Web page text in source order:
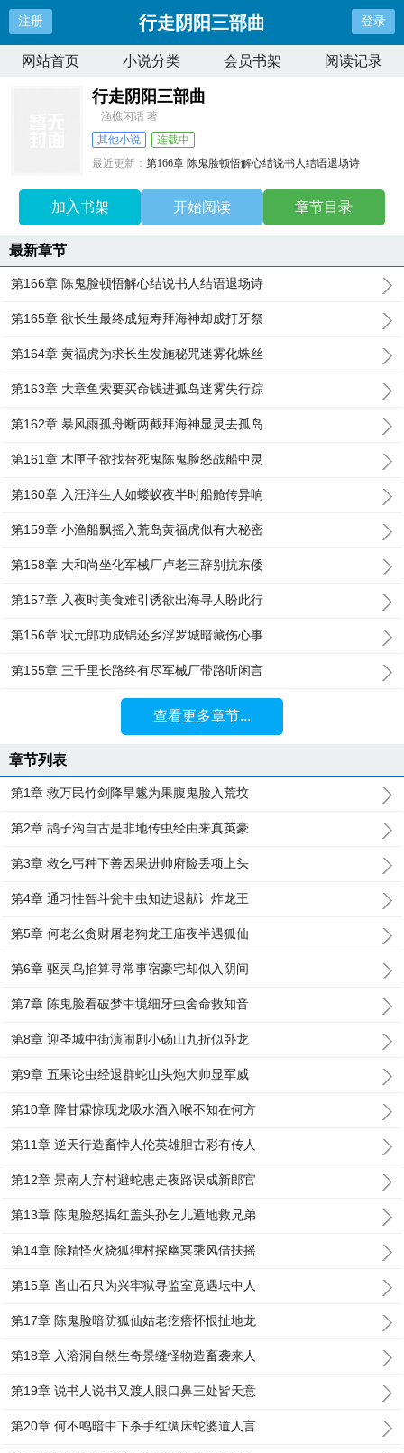
注册 行走阴阳三部曲 登录
网站首页 小说分类 会员书架 阅读记录
行走阴阳三部曲
渔樵闲话 著
其他小说
连载中
最近更新：第166章 陈鬼脸顿悟解心结说书人结语退场诗
加入书架 开始阅读 章节目录
最新章节
第166章 陈鬼脸顿悟解心结说书人结语退场诗
第165章 欲长生最终成短寿拜海神却成打牙祭
第164章 黄福虎为求长生发施秘咒迷雾化蛛丝
第163章 大章鱼索要买命钱进孤岛迷雾失行踪
第162章 暴风雨孤舟断两截拜海神显灵去孤岛
第161章 木匣子欲找替死鬼陈鬼脸怒战船中灵
第160章 入汪洋生人如蝼蚁夜半时船舱传异响
第159章 小渔船飘摇入荒岛黄福虎似有大秘密
第158章 大和尚坐化军械厂卢老三辞别抗东倭
第157章 入夜时美食难引诱欲出海寻人盼此行
第156章 状元郎功成锦还乡浮罗城暗藏伤心事
第155章 三千里长路终有尽军械厂带路听闲言
查看更多章节...
章节列表
第1章 救万民竹剑降旱魃为果腹鬼脸入荒坟
第2章 鸹子沟自古是非地传虫经由来真英豪
第3章 救乞丐种下善因果进帅府险丢项上头
第4章 通习性智斗瓮中虫知进退献计炸龙王
第5章 何老幺贪财屠老狗龙王庙夜半遇狐仙
第6章 驱灵鸟掐算寻常事宿豪宅却似入阴间
第7章 陈鬼脸看破梦中境细牙虫舍命救知音
第8章 迎圣城中街演闹剧小砀山九折似卧龙
第9章 五果论虫经退群蛇山头炮大帅显军威
第10章 降甘霖惊现龙吸水酒入喉不知在何方
第11章 逆天行造畜悖人伦英雄胆古彩有传人
第12章 景南人弃村避蛇患走夜路误成新郎官
第13章 陈鬼脸怒揭红盖头孙乞儿遁地救兄弟
第14章 除精怪火烧狐狸村探幽冥乘风借扶摇
第15章 凿山石只为兴牢狱寻监室竟遇坛中人
第17章 陈鬼脸暗防狐仙姑老疙瘩怀恨扯地龙
第18章 入溶洞自然生奇景缝怪物造畜袭来人
第19章 说书人说书又渡人眼口鼻三处皆天意
第20章 何不鸣暗中下杀手红绸床蛇婆道人言